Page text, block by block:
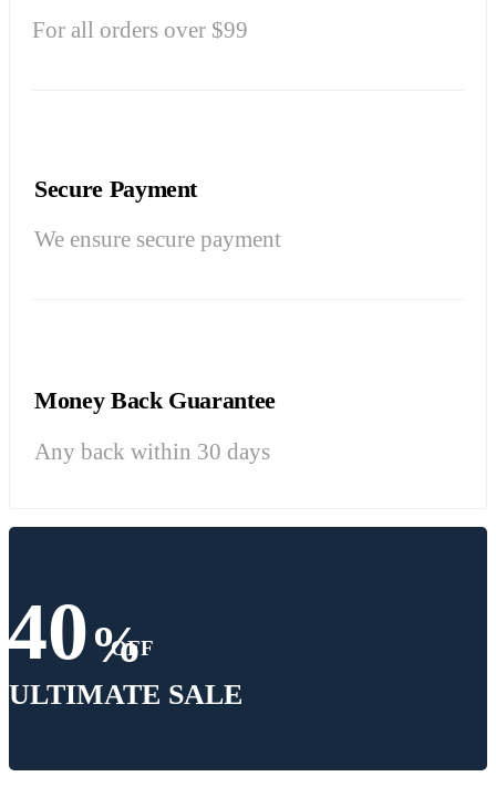
For all orders over $99
Secure Payment
We ensure secure payment
Money Back Guarantee
Any back within 30 days
40%
OFF
ULTIMATE SALE